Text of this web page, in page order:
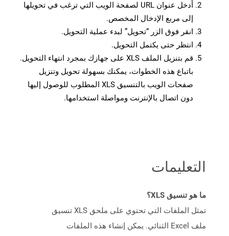
أدخل عنوان URL لصفحة الويب التي ترغب في تحويلها
إلى مربع الإدخال المخصص.
انقر فوق الزر “تحويل” لبدء عملية التحويل.
انتظر حتى يكتمل التحويل.
قم بتنزيل الملف XLS على جهازك بمجرد انتهاء التحويل.
باتباع هذه الخطوات، يمكنك بسهولة تحويل وتنزيل
صفحات الويب بالتنسيق XLS المطلوب للوصول إليها
دون اتصال بالإنترنت ومواصلة استخدامها.
التعليمات
ما هو تنسيق XLS؟
تمثل الملفات التي تحتوي على ملحق XLS تنسيق
ملف Excel الثنائي. يمكن إنشاء هذه الملفات